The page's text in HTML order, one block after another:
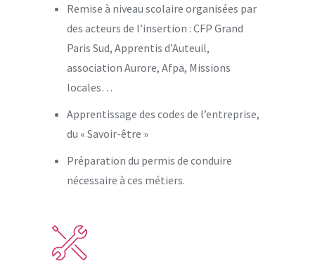
Remise à niveau scolaire organisées par
des acteurs de l’insertion : CFP Grand
Paris Sud, Apprentis d’Auteuil,
association Aurore, Afpa, Missions
locales…
Apprentissage des codes de l’entreprise,
du « Savoir-être »
Préparation du permis de conduire
nécessaire à ces métiers.